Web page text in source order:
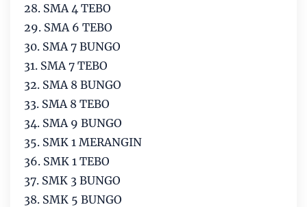
28. SMA 4 TEBO
29. SMA 6 TEBO
30. SMA 7 BUNGO
31. SMA 7 TEBO
32. SMA 8 BUNGO
33. SMA 8 TEBO
34. SMA 9 BUNGO
35. SMK 1 MERANGIN
36. SMK 1 TEBO
37. SMK 3 BUNGO
38. SMK 5 BUNGO